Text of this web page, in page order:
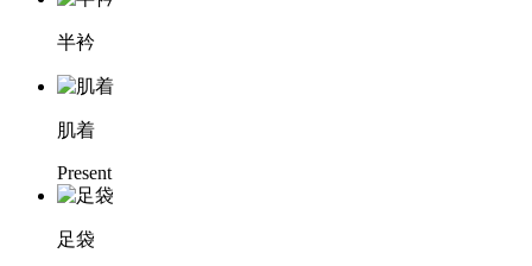
半衿
肌着
Present
足袋